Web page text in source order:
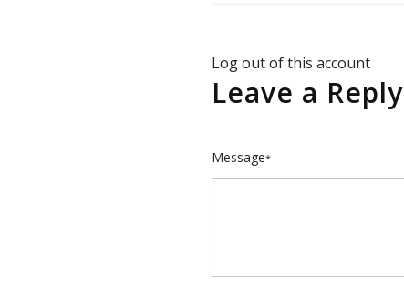
Log out of this account
Leave a Reply
Message*